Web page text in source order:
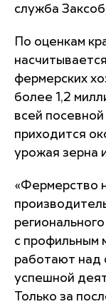
служба
По оценкам
фермерских
более 1,2
всей
приходится
урожая зерна
«Фермерство
с профильным
работают над
успешной
Только за